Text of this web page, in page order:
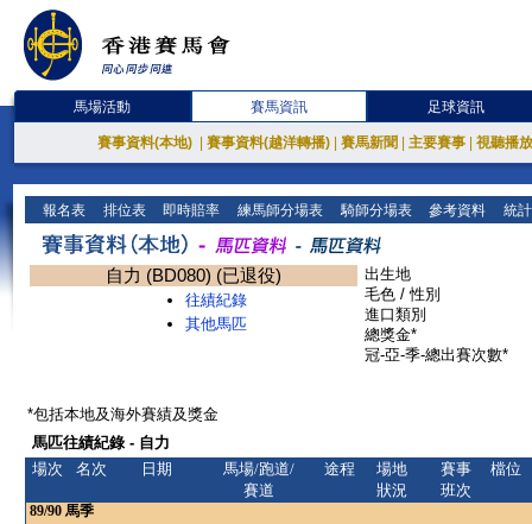
馬場活動 賽馬資訊 足球資訊
賽事資料(本地) 賽事資料(越洋轉播) 賽馬新聞 主要賽事 視聽播
報名表 排位表 即時賠率 練馬師分場表 騎師分場表 參考資料 統
自力 (BD080) (已退役)
往績紀錄
其他馬匹
出生地
毛色 / 性別
進口類別
總獎金*
冠-亞-季-總出賽次數*
*包括本地及海外賽績及獎金
馬匹往績紀錄 - 自力
場次
名次 日期
馬場/跑道/
賽道
途程
場地
狀況
賽事
班次
檔位
89/90 馬季